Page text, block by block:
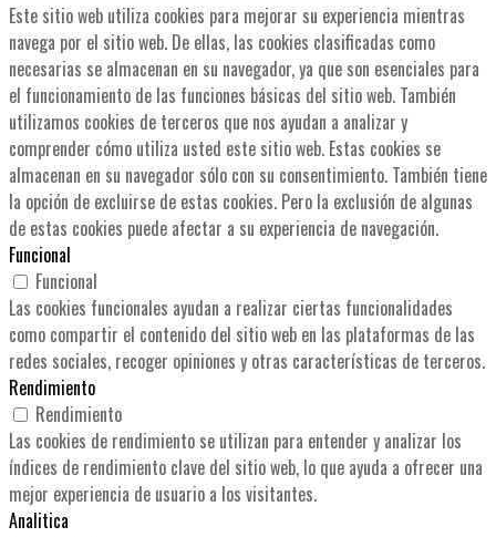
Este sitio web utiliza cookies para mejorar su experiencia mientras
navega por el sitio web. De ellas, las cookies clasificadas como
necesarias se almacenan en su navegador, ya que son esenciales para
el funcionamiento de las funciones básicas del sitio web. También
utilizamos cookies de terceros que nos ayudan a analizar y
comprender cómo utiliza usted este sitio web. Estas cookies se
almacenan en su navegador sólo con su consentimiento. También tiene
la opción de excluirse de estas cookies. Pero la exclusión de algunas
de estas cookies puede afectar a su experiencia de navegación.
Funcional
Funcional
Las cookies funcionales ayudan a realizar ciertas funcionalidades
como compartir el contenido del sitio web en las plataformas de las
redes sociales, recoger opiniones y otras características de terceros.
Rendimiento
Rendimiento
Las cookies de rendimiento se utilizan para entender y analizar los
índices de rendimiento clave del sitio web, lo que ayuda a ofrecer una
mejor experiencia de usuario a los visitantes.
Analitica